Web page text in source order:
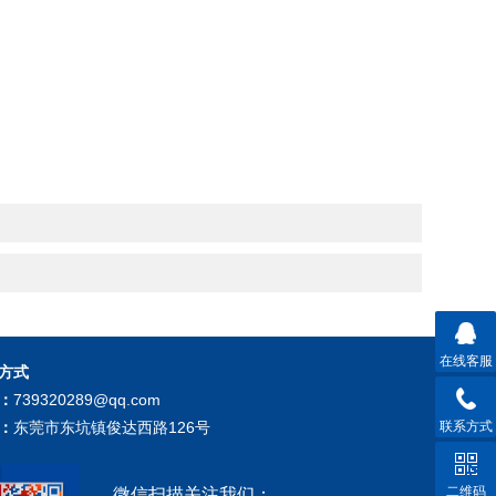
式
739320289@qq.com
东莞市东坑镇俊达西路126号
在线客服
联系方式
二维码